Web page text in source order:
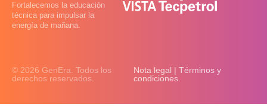
Fortalecemos la educación
técnica para impulsar la
energía de mañana.
© 2026 GenEra. Todos los
derechos reservados.
Nota legal | Términos y
condiciones.